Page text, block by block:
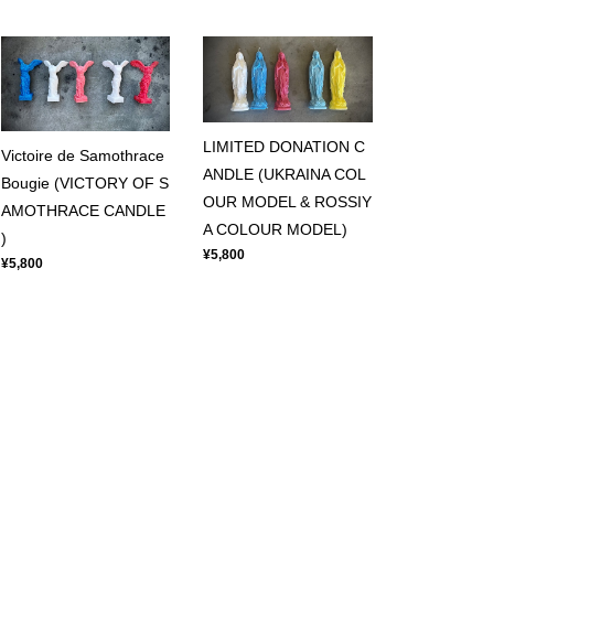
Victoire de Samothrace
Bougie (VICTORY OF S
AMOTHRACE CANDLE
)
¥5,800
LIMITED DONATION C
ANDLE (UKRAINA COL
OUR MODEL & ROSSIY
A COLOUR MODEL)
¥5,800